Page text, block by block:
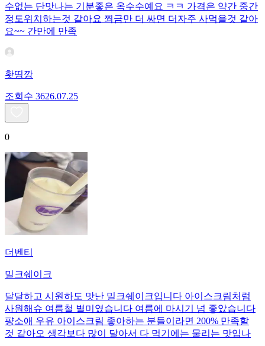
수없는 단맛나는 기분좋은 옥수수예요 ㅋㅋ 가격은 약간 중간
정도위치하는것 같아요 쬐금만 더 싸면 더자주 사먹을것 같아
요~~ 간만에 만족
홧띵깡
조회수 3626.07.25
0
더벤티
밀크쉐이크
달달하고 시원하도 맛난 밀크쉐이크입니다 아이스크림처럼
사원해슈 여름철 별미였습니다 여름에 마시기 넘 좋았습니다
퍙소애 우유 아이스크림 좋아하는 분들이라면 200% 만족할
것 같아오 생각보다 많이 달아서 다 먹기에는 물리는 맛입나